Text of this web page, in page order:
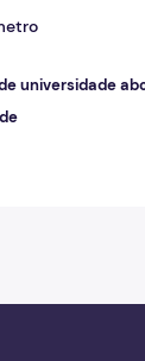
universidade